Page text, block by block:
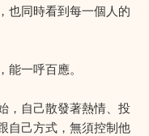
也同時看到每一個人的
一呼百應。
，自己散發著熱情、投
自己方式，無須控制他